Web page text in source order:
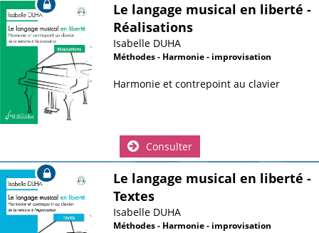
Le langage musical en liberté -
Réalisations
Isabelle DUHA
Méthodes - Harmonie - improvisation
Harmonie et contrepoint au clavier
Consulter
Le langage musical en liberté -
Textes
Isabelle DUHA
Méthodes - Harmonie - improvisation